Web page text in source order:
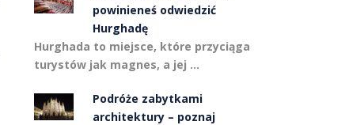
powinieneś odwiedzić
Hurghadę
Hurghada to miejsce, które przyciąga
turystów jak magnes, a jej …
Podróże zabytkami
architektury – poznaj